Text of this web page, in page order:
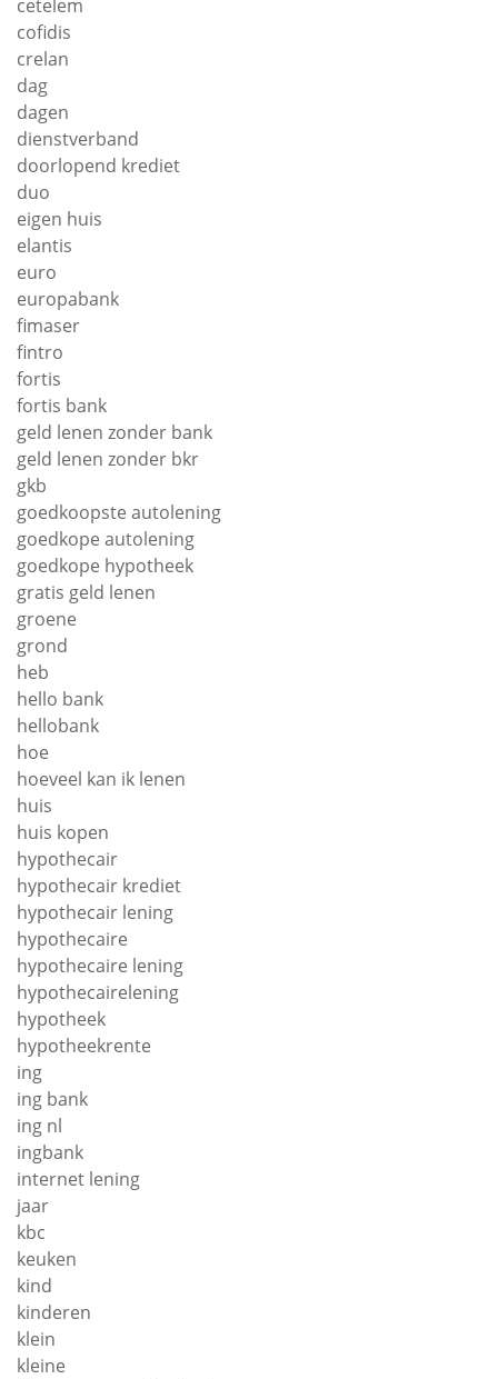
cetelem
cofidis
crelan
dag
dagen
dienstverband
doorlopend krediet
duo
eigen huis
elantis
euro
europabank
fimaser
fintro
fortis
fortis bank
geld lenen zonder bank
geld lenen zonder bkr
gkb
goedkoopste autolening
goedkope autolening
goedkope hypotheek
gratis geld lenen
groene
grond
heb
hello bank
hellobank
hoe
hoeveel kan ik lenen
huis
huis kopen
hypothecair
hypothecair krediet
hypothecair lening
hypothecaire
hypothecaire lening
hypothecairelening
hypotheek
hypotheekrente
ing
ing bank
ing nl
ingbank
internet lening
jaar
kbc
keuken
kind
kinderen
klein
kleine